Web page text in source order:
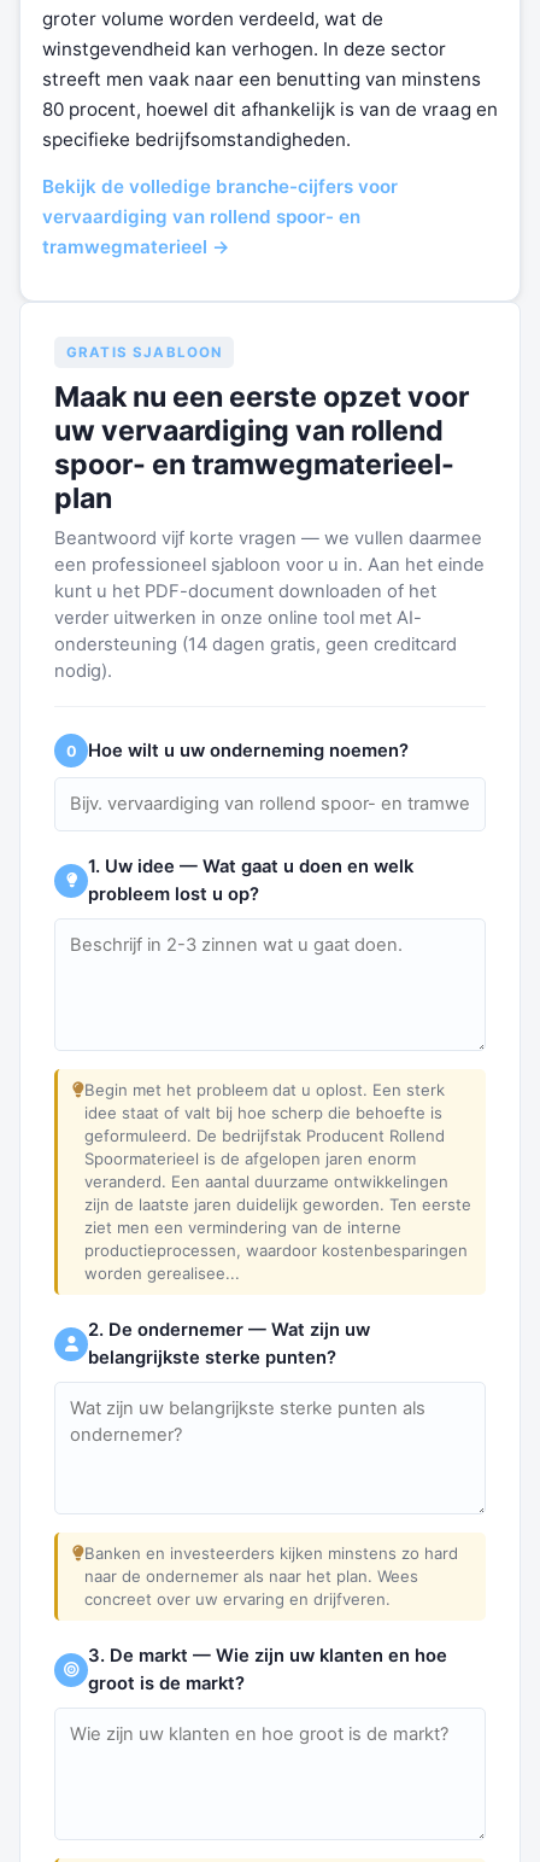
groter volume worden verdeeld, wat de
winstgevendheid kan verhogen. In deze sector
streeft men vaak naar een benutting van minstens
80 procent, hoewel dit afhankelijk is van de vraag en
specifieke bedrijfsomstandigheden.
Bekijk de volledige branche-cijfers voor
vervaardiging van rollend spoor- en
tramwegmaterieel →
GRATIS SJABLOON
Maak nu een eerste opzet voor
uw vervaardiging van rollend
spoor- en tramwegmaterieel-
plan
Beantwoord vijf korte vragen — we vullen daarmee
een professioneel sjabloon voor u in. Aan het einde
kunt u het PDF-document downloaden of het
verder uitwerken in onze online tool met AI-
ondersteuning (14 dagen gratis, geen creditcard
nodig).
0 Hoe wilt u uw onderneming noemen?
1. Uw idee — Wat gaat u doen en welk
probleem lost u op?
Begin met het probleem dat u oplost. Een sterk
idee staat of valt bij hoe scherp die behoefte is
geformuleerd. De bedrijfstak Producent Rollend
Spoormaterieel is de afgelopen jaren enorm
veranderd. Een aantal duurzame ontwikkelingen
zijn de laatste jaren duidelijk geworden. Ten eerste
ziet men een vermindering van de interne
productieprocessen, waardoor kostenbesparingen
worden gerealisee...
2. De ondernemer — Wat zijn uw
belangrijkste sterke punten?
Banken en investeerders kijken minstens zo hard
naar de ondernemer als naar het plan. Wees
concreet over uw ervaring en drijfveren.
3. De markt — Wie zijn uw klanten en hoe
groot is de markt?